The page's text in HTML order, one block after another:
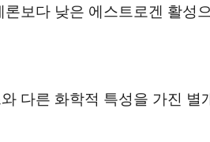
보다 낮은 에스트로겐 활성
다른 화학적 특성을 가진 별